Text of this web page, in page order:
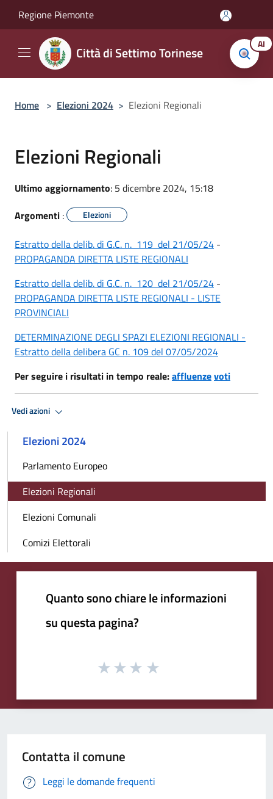
Regione Piemonte
Città di Settimo Torinese AI
Home > Elezioni 2024 > Elezioni Regionali
Elezioni Regionali
Ultimo aggiornamento: 5 dicembre 2024, 15:18
Argomenti : Elezioni
Estratto della delib. di G.C. n. 119 del 21/05/24 -
PROPAGANDA DIRETTA LISTE REGIONALI
Estratto della delib. di G.C. n. 120 del 21/05/24 -
PROPAGANDA DIRETTA LISTE REGIONALI - LISTE
PROVINCIALI
DETERMINAZIONE DEGLI SPAZI ELEZIONI REGIONALI -
Estratto della delibera GC n. 109 del 07/05/2024
Per seguire i risultati in tempo reale:affluenzevoti
Vedi azioni
Elezioni 2024
Parlamento Europeo
Elezioni Regionali
Elezioni Comunali
Comizi Elettorali
Quanto sono chiare le informazioni
su questa pagina?
Contatta il comune
Leggi le domande frequenti